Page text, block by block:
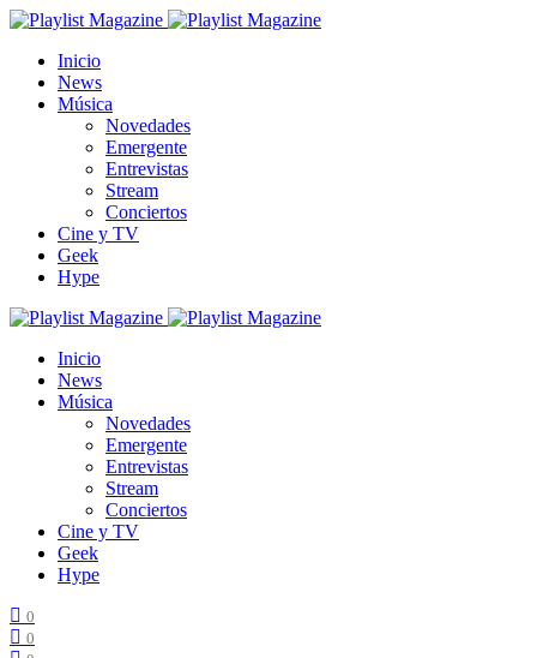
Inicio
News
Música
Novedades
Emergente
Entrevistas
Stream
Conciertos
Cine y TV
Geek
Hype
Inicio
News
Música
Novedades
Emergente
Entrevistas
Stream
Conciertos
Cine y TV
Geek
Hype
0
0